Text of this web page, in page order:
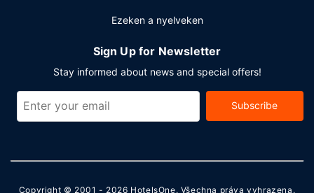
Ezeken a nyelveken
Sign Up for Newsletter
Stay informed about news and special offers!
Subscribe
Copyright © 2001 - 2026 HotelsOne. Všechna práva vyhrazena.